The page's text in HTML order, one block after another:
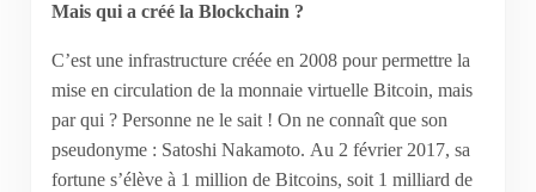
Mais qui a créé la Blockchain ?
C’est une infrastructure créée en 2008 pour permettre la
mise en circulation de la monnaie virtuelle Bitcoin, mais
par qui ? Personne ne le sait ! On ne connaît que son
pseudonyme : Satoshi Nakamoto. Au 2 février 2017, sa
fortune s’élève à 1 million de Bitcoins, soit 1 milliard de